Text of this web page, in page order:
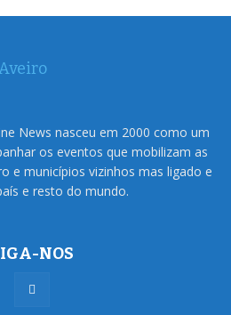
News nasceu em 2000 como um
os eventos que mobilizam as
e municípios vizinhos mas ligado e
e resto do mundo.
NOS